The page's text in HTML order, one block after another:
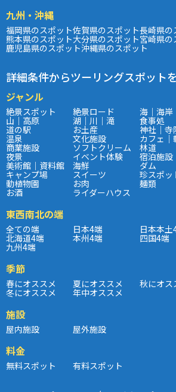
九州・沖縄
福岡県のスポット佐賀県のスポット長崎県の
熊本県のスポット大分県のスポット宮崎県の
鹿児島県のスポット沖縄県のスポット
詳細条件からツーリングスポット
ジャンル
絶景スポット 絶景ロード 海｜海岸
山｜高原 湖｜川｜滝 食事処
道の駅 お土産 神社｜寺
温泉 文化施設 カフェ｜
商業施設 ソフトクリーム 林道
夜景 イベント体験 宿泊施設
美術館｜資料館 海鮮 ダム
キャンプ場 スイーツ 珍スポッ
動植物園 お肉 麺類
お酒 ライダーハウス
東西南北の端
全ての端 日本4端 日本本土
北海道4端 本州4端 四国4端
九州4端
季節
春にオススメ 夏にオススメ 秋にオス
冬にオススメ 年中オススメ
施設
屋内施設 屋外施設
料金
無料スポット 有料スポット